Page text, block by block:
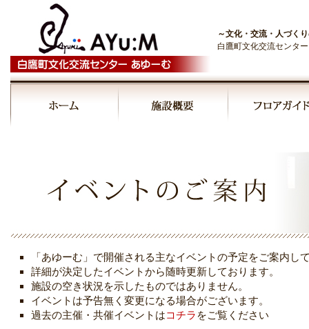
～文化・交流・人づく
白鷹町文化交流センタ
「あゆーむ」で開催される主なイベントの予定をご案内し
詳細が決定したイベントから随時更新しております。
施設の空き状況を示したものではありません。
イベントは予告無く変更になる場合がございます。
過去の主催・共催イベントはコチラ をご覧ください
04:00